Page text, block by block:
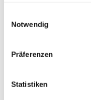
Notwendig
Präferenzen
Statistiken